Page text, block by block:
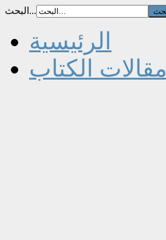
البحث...
الرئيسية
مقالات الكتاب